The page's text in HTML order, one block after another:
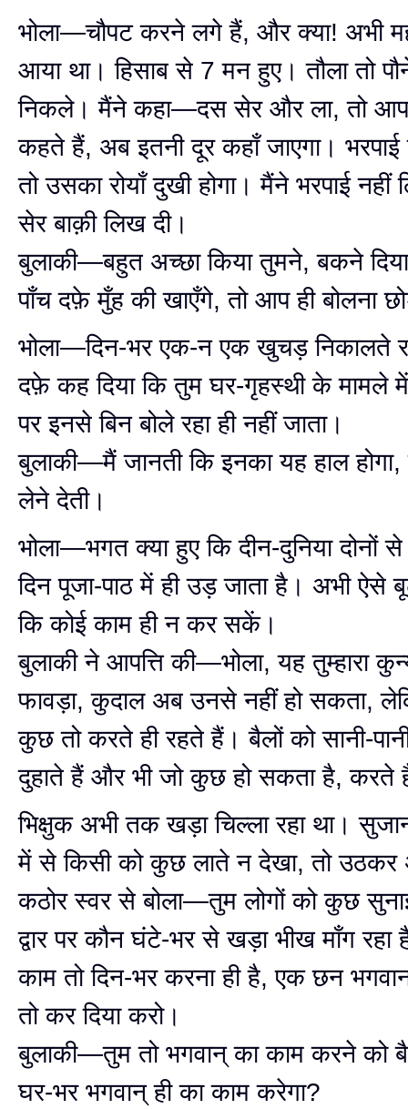
भोला—चौपट करने लगे हैं, और क्या! अभी
आया था। हिसाब से 7 मन हुए। तौला तो
निकले। मैंने कहा—दस सेर और ला, तो
कहते हैं, अब इतनी दूर कहाँ जाएगा। भरपाई
तो उसका रोयाँ दुखी होगा। मैंने भरपाई
सेर बाक़ी लिख दी।
बुलाकी—बहुत अच्छा किया तुमने, बकने
पाँच दफ़े मुँह की खाएँगे, तो आप ही बोलना
भोला—दिन-भर एक-न एक खुचड़ निकालते
दफ़े कह दिया कि तुम घर-गृहस्थी के मामले में
पर इनसे बिन बोले रहा ही नहीं जाता।
बुलाकी—मैं जानती कि इनका यह हाल
लेने देती।
भोला—भगत क्या हुए कि दीन-दुनिया दोनों
दिन पूजा-पाठ में ही उड़ जाता है। अभी ऐसे
कि कोई काम ही न कर सकें।
बुलाकी ने आपत्ति की—भोला, यह तुम्हारा
फावड़ा, कुदाल अब उनसे नहीं हो सकता,
कुछ तो करते ही रहते हैं। बैलों को सानी-
दुहाते हैं और भी जो कुछ हो सकता है, करते
भिक्षुक अभी तक खड़ा चिल्ला रहा था।
में से किसी को कुछ लाते न देखा, तो उठकर
कठोर स्वर से बोला—तुम लोगों को कुछ
द्वार पर कौन घंटे-भर से खड़ा भीख माँग रहा
काम तो दिन-भर करना ही है, एक छन
तो कर दिया करो।
बुलाकी—तुम तो भगवान् का काम करने को
घर-भर भगवान् ही का काम करेगा?